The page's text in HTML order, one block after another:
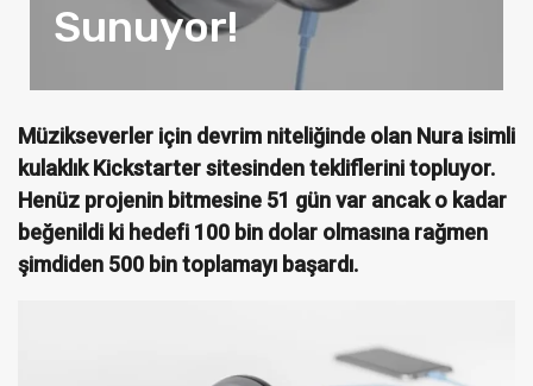
Sunuyor!
Müzikseverler için devrim niteliğinde olan Nura isimli
kulaklık Kickstarter sitesinden tekliflerini topluyor.
Henüz projenin bitmesine 51 gün var ancak o kadar
beğenildi ki hedefi 100 bin dolar olmasına rağmen
şimdiden 500 bin toplamayı başardı.